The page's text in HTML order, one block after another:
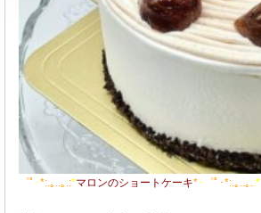
゜ﾟ ･*:.｡..｡.:*マロンのショートケーキ*･ ゜ﾟ･*:.｡..｡.:*